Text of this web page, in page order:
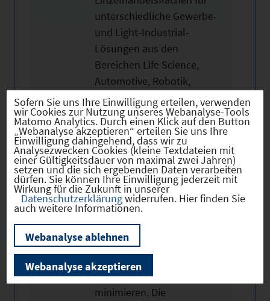
unterschiedliche Gewerbe-
und Light-Industrial-
Lösungen aus den
Bereichen Life Science,
Automotive, Robotik,
Elektromobilität und viele
mehr. In Sachen
Nachhaltigkeit punktet der
Campus mit
klimafreundlicher Holz-
Hybrid-Bauweise und mit
einem Energiekonzept aus
verschiedenen regenerativen
Energiequellen wie
Wärmepumpen oder
Photovoltaikanlagen, die
den CO2-Fußabdruck
minimieren. Die
Sofern Sie uns Ihre Einwilligung erteilen, verwenden
wir Cookies zur Nutzung unseres Webanalyse-Tools
Matomo Analytics. Durch einen Klick auf den Button
„Webanalyse akzeptieren“ erteilen Sie uns Ihre
Einwilligung dahingehend, dass wir zu
Analysezwecken Cookies (kleine Textdateien mit
einer Gültigkeitsdauer von maximal zwei Jahren)
setzen und die sich ergebenden Daten verarbeiten
dürfen. Sie können Ihre Einwilligung jederzeit mit
Wirkung für die Zukunft in unserer
Datenschutzerklärungwiderrufen. Hier finden Sie
auch weitere Informationen.
Webanalyse ablehnen
Webanalyse akzeptieren